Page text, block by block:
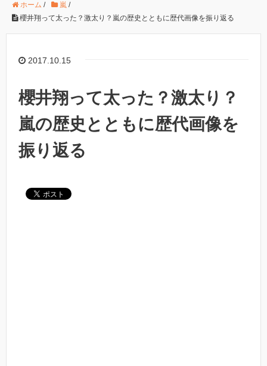
ホーム / 嵐 /
櫻井翔って太った？激太り？嵐の歴史とともに歴代画像を振り返る
2017.10.15
櫻井翔って太った？激太り？
嵐の歴史とともに歴代画像を
振り返る